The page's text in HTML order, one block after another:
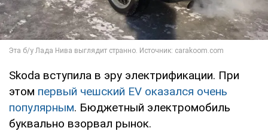
Skoda вступила в эру электрификации. При
этом первый чешский EV оказался очень
популярным. Бюджетный электромобиль
буквально взорвал рынок.